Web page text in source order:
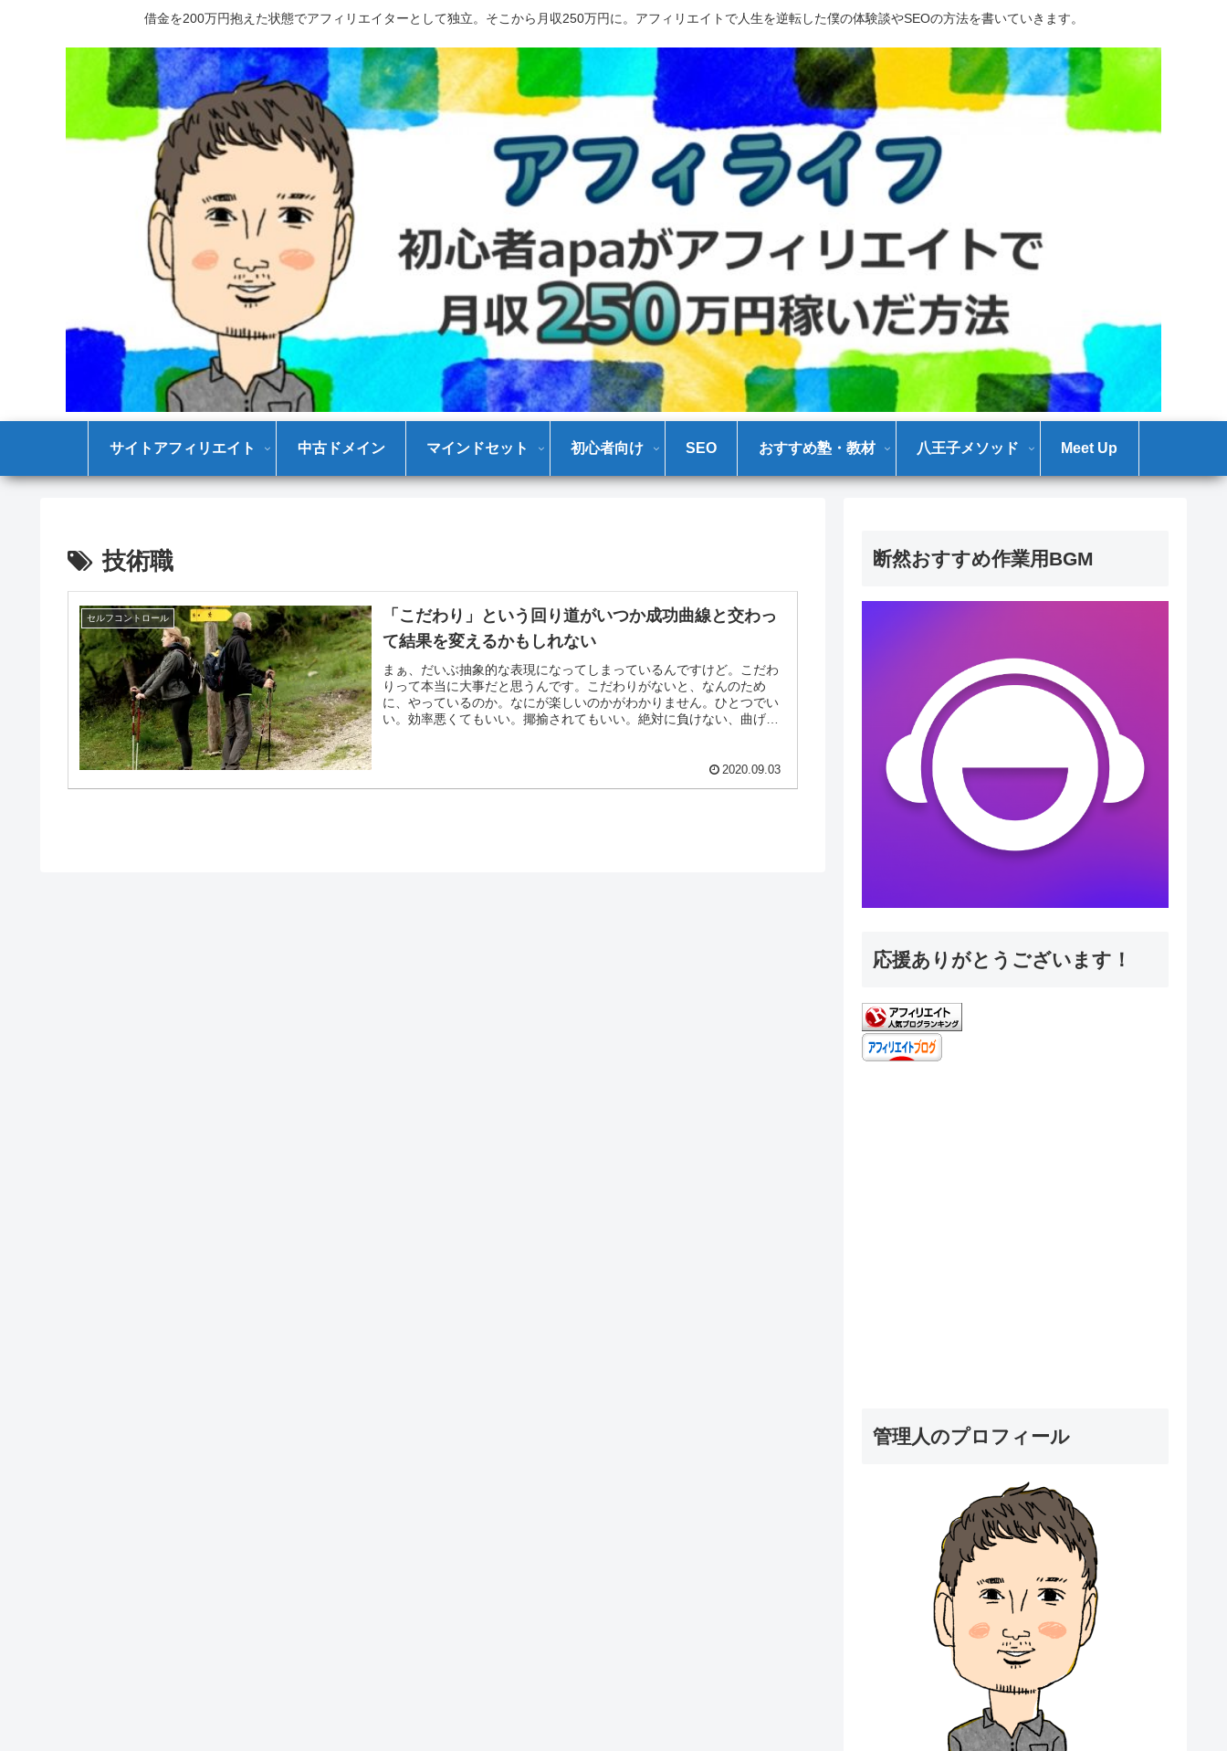
借金を200万円抱えた状態でアフィリエイターとして独立。そこから月収250万円に。アフィリエイトで人生を逆転した僕の体験談やSEOの方法を書いていきます。
サイトアフィリエイト 中古ドメイン マインドセット 初心者向け SEO おすすめ塾・教材 八王子メソッド Meet Up
技術職
セルフコントロール
「こだわり」という回り道がいつか成功曲線と交わっ
て結果を変えるかもしれない
まぁ、だいぶ抽象的な表現になってしまっているんですけど。こだわ
りって本当に大事だと思うんです。こだわりがないと、なんのため
に、やっているのか。なにが楽しいのかがわかりません。ひとつでい
い。効率悪くてもいい。揶揄されてもいい。絶対に負けない、曲げな
2020.09.03
断然おすすめ作業用BGM
応援ありがとうございます！
管理人のプロフィール